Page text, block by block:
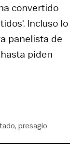
convertido
Incluso lo
panelista de
piden
presagio